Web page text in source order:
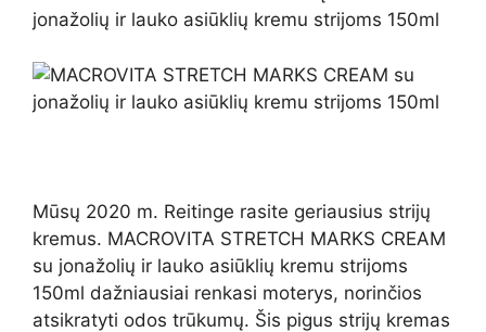
jonažolių ir lauko asiūklių kremu strijoms 150ml
Mūsų 2020 m. Reitinge rasite geriausius strijų
kremus. MACROVITA STRETCH MARKS CREAM
su jonažolių ir lauko asiūklių kremu strijoms
150ml dažniausiai renkasi moterys, norinčios
atsikratyti odos trūkumų. Šis pigus strijų kremas